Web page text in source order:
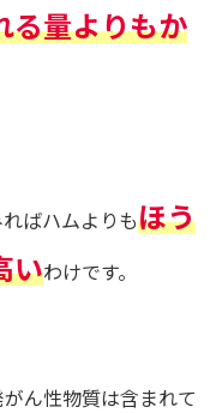
る量よりもか
ばハムよりもほう
いわけです。
ん性物質は含まれて